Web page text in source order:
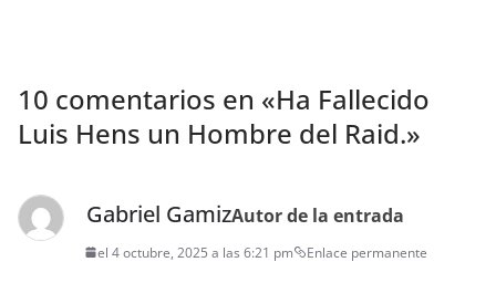
10 comentarios en «Ha Fallecido
Luis Hens un Hombre del Raid.»
Gabriel GamizAutor de la entrada
el 4 octubre, 2025 a las 6:21 pm Enlace permanente